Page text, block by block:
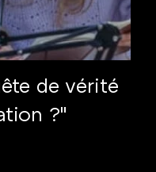
de vérité
?"